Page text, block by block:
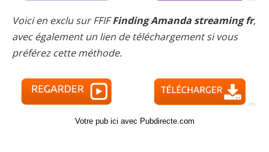
Voici en exclu sur FFIFFinding Amanda streaming fr,
avec également un lien de téléchargement si vous
préférez cette méthode.
Votre pub ici avec Pubdirecte.com